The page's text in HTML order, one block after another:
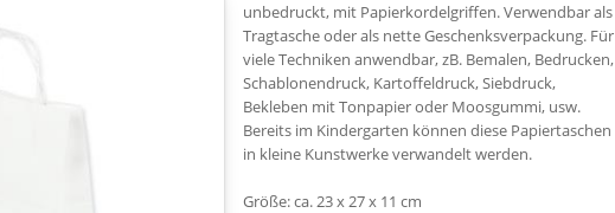
unbedruckt, mit Papierkordelgriffen. Verwendbar als
Tragtasche oder als nette Geschenksverpackung. Für
viele Techniken anwendbar, zB. Bemalen, Bedrucken,
Schablonendruck, Kartoffeldruck, Siebdruck,
Bekleben mit Tonpapier oder Moosgummi, usw.
Bereits im Kindergarten können diese Papiertaschen
in kleine Kunstwerke verwandelt werden.
Größe: ca. 23 x 27 x 11 cm